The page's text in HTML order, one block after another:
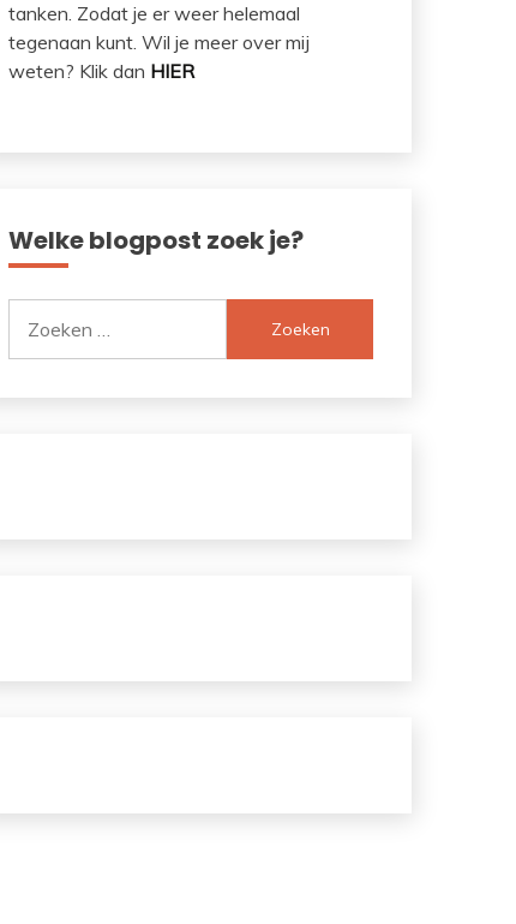
tanken. Zodat je er weer helemaal
tegenaan kunt. Wil je meer over mij
weten? Klik dan HIER
Welke blogpost zoek je?
naar: